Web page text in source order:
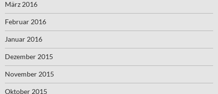
März 2016
Februar 2016
Januar 2016
Dezember 2015
November 2015
Oktober 2015